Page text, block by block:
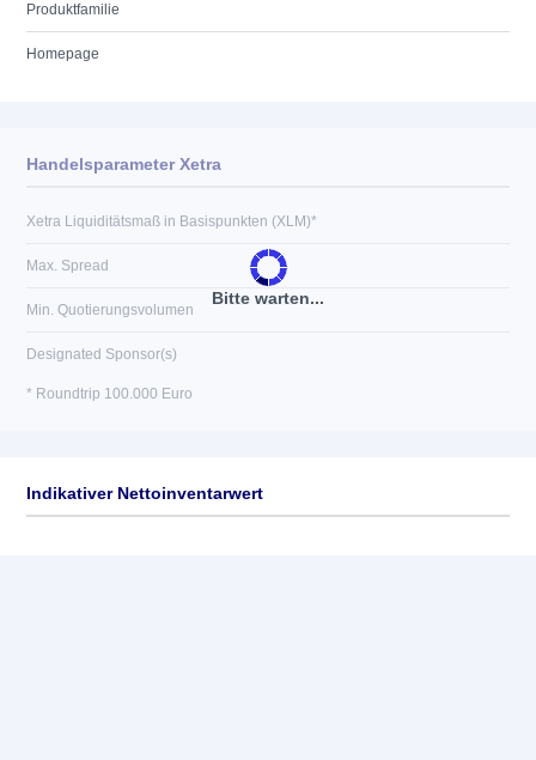
Produktfamilie
Homepage
Bitte warten...
Handelsparameter Xetra
Xetra Liquiditätsmaß in Basispunkten (XLM)*
Max. Spread
Min. Quotierungsvolumen
Designated Sponsor(s)
* Roundtrip 100.000 Euro
Indikativer Nettoinventarwert